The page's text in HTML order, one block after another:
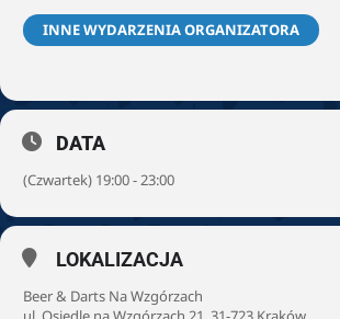
INNE WYDARZENIA ORGANIZATORA
DATA
(Czwartek) 19:00 - 23:00
LOKALIZACJA
Beer & Darts Na Wzgórzach